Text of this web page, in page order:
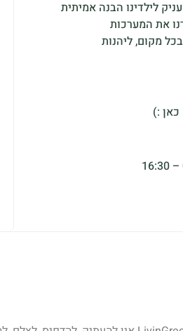
לילדינו הבנה אמיתית
את המערכות
מקום, ליהנות
כאן :)